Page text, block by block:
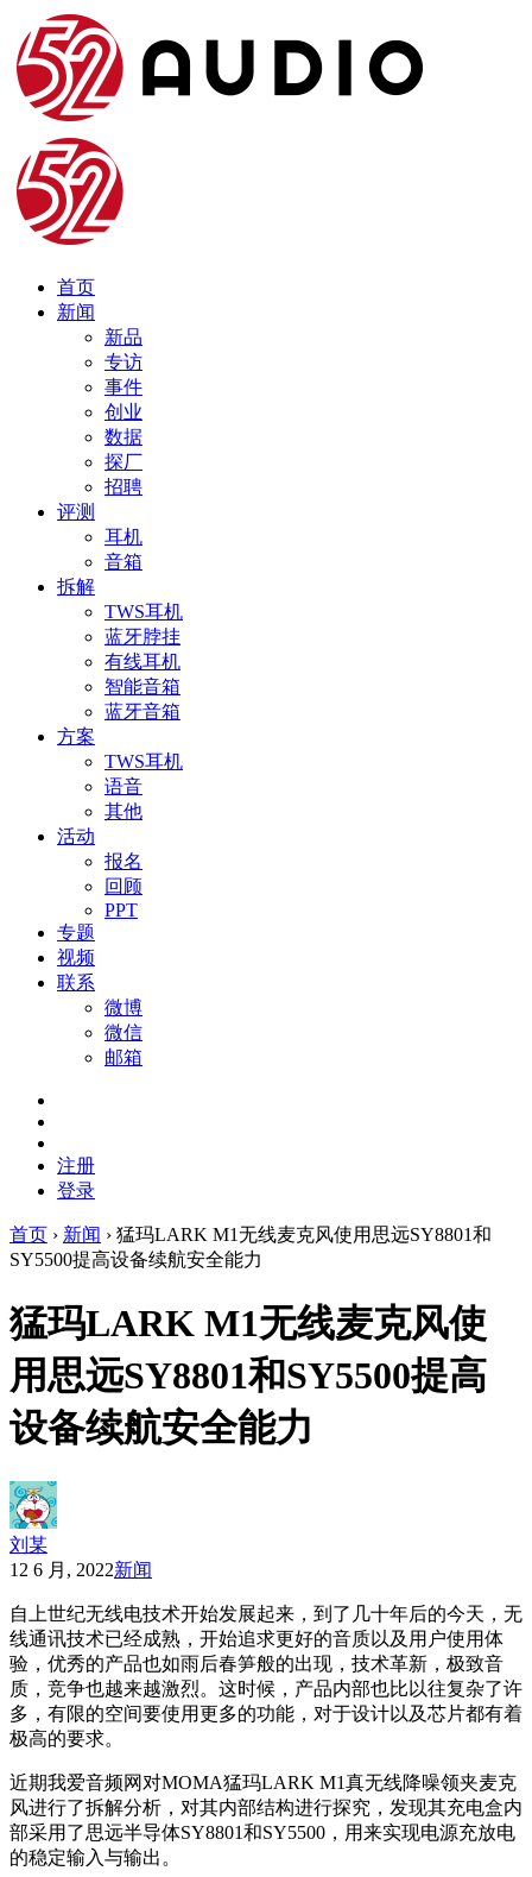
首页
新闻
新品
专访
事件
创业
数据
探厂
招聘
评测
耳机
音箱
拆解
TWS耳机
蓝牙脖挂
有线耳机
智能音箱
蓝牙音箱
方案
TWS耳机
语音
其他
活动
报名
回顾
PPT
专题
视频
联系
微博
微信
邮箱
注册
登录
首页 › 新闻 › 猛玛LARK M1无线麦克风使用思远SY8801和
SY5500提高设备续航安全能力
猛玛LARK M1无线麦克风使
用思远SY8801和SY5500提高
设备续航安全能力
刘某
12 6 月, 2022新闻
自上世纪无线电技术开始发展起来，到了几十年后的今天，无
线通讯技术已经成熟，开始追求更好的音质以及用户使用体
验，优秀的产品也如雨后春笋般的出现，技术革新，极致音
质，竞争也越来越激烈。这时候，产品内部也比以往复杂了许
多，有限的空间要使用更多的功能，对于设计以及芯片都有着
极高的要求。
近期我爱音频网对MOMA猛玛LARK M1真无线降噪领夹麦克
风进行了拆解分析，对其内部结构进行探究 ，发现其充电盒内
部采用了思远半导体SY8801和SY5500，用来实现电源充放电
的稳定输入与输出。